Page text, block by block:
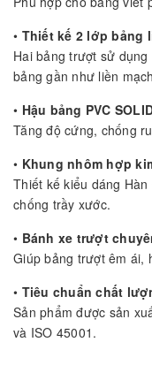
• Thiết kế 2 lớp bảng
Hai bảng trượt sử
bảng gần như liền
• Hậu bảng PVC
Tăng độ cứng, chống
• Khung nhôm hợp
Thiết kế kiểu dáng
chống trầy xước.
• Bánh xe trượt
Giúp bảng trượt êm ái,
• Tiêu chuẩn chất
Sản phẩm được sản
và ISO 45001.